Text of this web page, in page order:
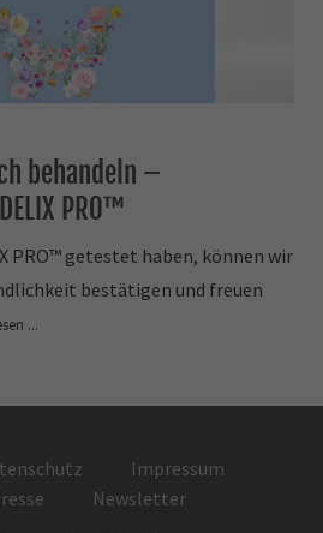
behandeln –
PRO™
PRO™ getestet haben, können wir
bestätigen und freuen
...
Impressum
Newsletter